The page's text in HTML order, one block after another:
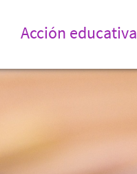
Acción educativa